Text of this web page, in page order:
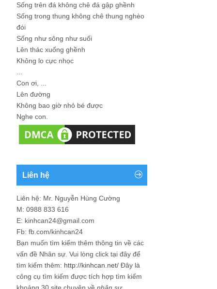
Sống trên đá không chê đá gập ghềnh
Sống trong thung không chê thung nghèo
đói
Sống như sông như suối
Lên thác xuống ghềnh
Không lo cực nhọc
Con ơi, ...
Lên đường
Không bao giờ nhỏ bé được
Nghe con.
Liên hệ
Liên hệ: Mr. Nguyễn Hùng Cường
M: 0988 833 616
E: kinhcan24@gmail.com
Fb: fb.com/kinhcan24
Bạn muốn tìm kiếm thêm thông tin về các
vấn đề Nhân sự . Vui lòng click tại đây để
tìm kiếm thêm: http://kinhcan.net/ Đây là
công cụ tìm kiếm được tích hợp tìm kiếm